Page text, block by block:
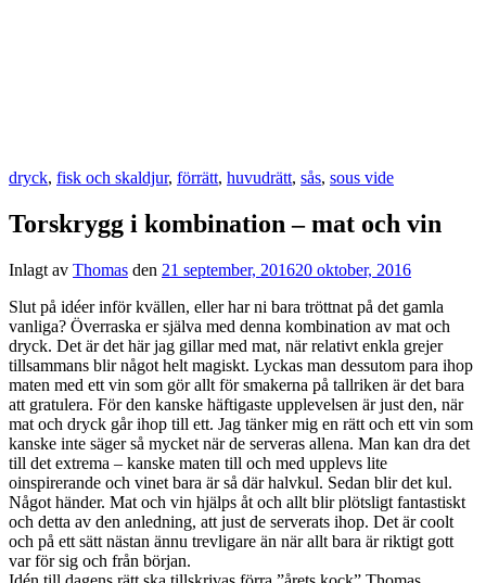
dryck, fisk och skaldjur, förrätt, huvudrätt, sås, sous vide
Torskrygg i kombination – mat och vin
Inlagt av Thomas den 21 september, 201620 oktober, 2016
Slut på idéer inför kvällen, eller har ni bara tröttnat på det gamla
vanliga? Överraska er själva med denna kombination av mat och
dryck. Det är det här jag gillar med mat, när relativt enkla grejer
tillsammans blir något helt magiskt. Lyckas man dessutom para ihop
maten med ett vin som gör allt för smakerna på tallriken är det bara
att gratulera. För den kanske häftigaste upplevelsen är just den, när
mat och dryck går ihop till ett. Jag tänker mig en rätt och ett vin som
kanske inte säger så mycket när de serveras allena. Man kan dra det
till det extrema – kanske maten till och med upplevs lite
oinspirerande och vinet bara är så där halvkul. Sedan blir det kul.
Något händer. Mat och vin hjälps åt och allt blir plötsligt fantastiskt
och detta av den anledning, att just de serverats ihop. Det är coolt
och på ett sätt nästan ännu trevligare än när allt bara är riktigt gott
var för sig och från början.